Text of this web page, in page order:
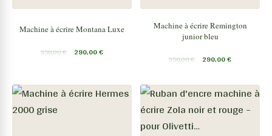
Machine à écrire Montana Luxe
350,00€ 290,00€
Machine à écrire Remington
junior bleu
350,00€ 290,00€